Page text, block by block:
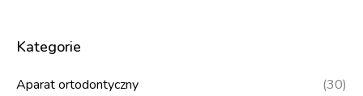
Kategorie
Aparat ortodontyczny
(30)